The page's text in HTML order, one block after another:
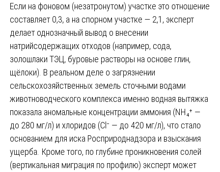
Если на фоновом (незатронутом) участке это отношение
составляет 0,3, а на спорном участке — 2,1, эксперт
делает однозначный вывод о внесении
натрийсодержащих отходов (например, сода,
золошлаки ТЭЦ, буровые растворы на основе глин,
щёлоки). В реальном деле о загрязнении
сельскохозяйственных земель сточными водами
животноводческого комплекса именно водная вытяжка
показала аномальные концентрации аммония (NH₄⁺ —
до 280 мг/л) и хлоридов (Cl⁻ — до 420 мг/л), что стало
основанием для иска Росприроднадзора и взыскания
ущерба. Кроме того, по глубине проникновения солей
(вертикальная миграция по профилю) эксперт может